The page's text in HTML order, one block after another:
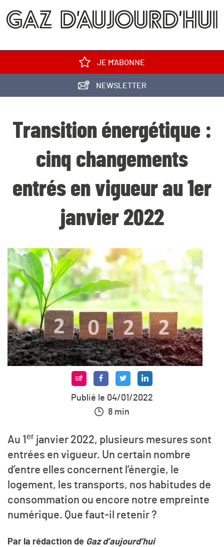
JE M'ABONNE
NEWSLETTER
Transition énergétique :
cinq changements
entrés en vigueur au 1er
janvier 2022
Publié le 04/01/2022
8 min
Au 1 er janvier 2022, plusieurs mesures sont
entrées en vigueur. Un certain nombre
d’entre elles concernent l’énergie, le
logement, les transports, nos habitudes de
consommation ou encore notre empreinte
numérique. Que faut-il retenir ?
Par la rédaction de Gaz d’aujourd’hui